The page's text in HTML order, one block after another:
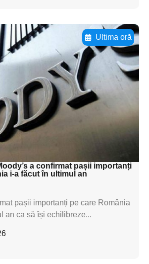
Ultima oră
aici textul pentru
aici
aici
aici
subti
a confirmat pașii importanți
i-a făcut în ultimul an
pașii importanți pe care România
an ca să își echilibreze...